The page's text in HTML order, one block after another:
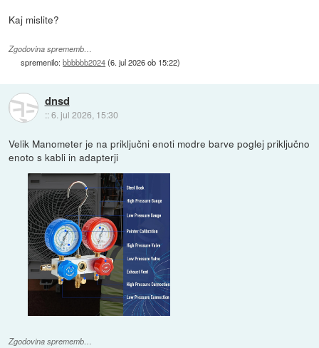
Kaj mislite?
Zgodovina sprememb…
spremenilo:bbbbbb2024(6. jul 2026 ob 15:22)
dnsd
::6. jul 2026, 15:30
Velik Manometer je na priključni enoti modre barve poglej priključno
enoto s kabli in adapterji
Zgodovina sprememb…